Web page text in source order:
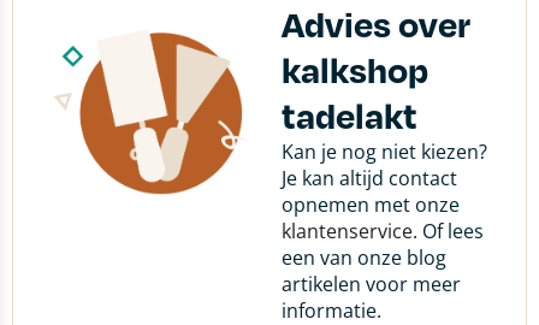
Advies over
kalkshop
tadelakt
Kan je nog niet kiezen?
Je kan altijd contact
opnemen met onze
klantenservice. Of lees
een van onze blog
artikelen voor meer
informatie.